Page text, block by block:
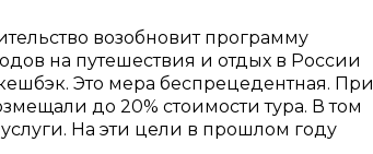
возобновит программу
на путешествия и отдых в России
Это мера беспрецедентная. При
до 20% стоимости тура. В том
На эти цели в прошлом году